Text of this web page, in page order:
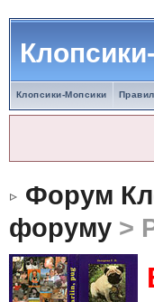
Клопсики-Мопсики
Форум
форуму>